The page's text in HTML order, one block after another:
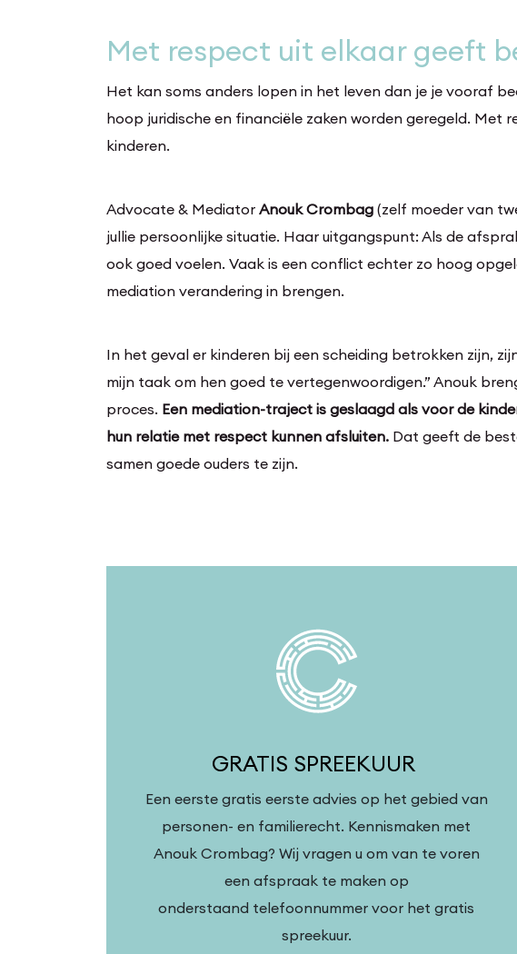
Met respect uit elkaar geeft
Het kan soms anders lopen in het leven dan je je vooraf
hoop juridische en financiële zaken worden geregeld.
kinderen.
Advocate & Mediator Anouk Crombag (zelf moeder van
jullie persoonlijke situatie. Haar uitgangspunt: Als de
ook goed voelen. Vaak is een conflict echter zo hoog
mediation verandering in brengen.
In het geval er kinderen bij een scheiding betrokken zijn,
mijn taak om hen goed te vertegenwoordigen.” Anouk
proces. Een mediation-traject is geslaagd als voor de
hun relatie met respect kunnen afsluiten. Dat geeft de
samen goede ouders te zijn.
GRATIS SPREEKUUR
Een eerste gratis eerste advies op het gebied van
personen- en familierecht. Kennismaken met
Anouk Crombag? Wij vragen u om van te voren
een afspraak te maken op
onderstaand telefoonnummer voor het gratis
spreekuur.